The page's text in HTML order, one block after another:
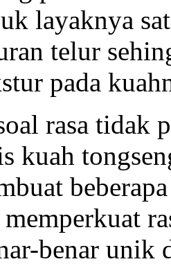
layaknya
telur
pada
rasa tidak
kuah
benar unik